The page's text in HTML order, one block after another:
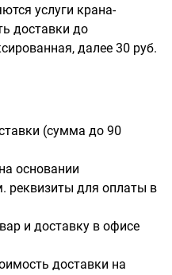
услуги крана-
доставки до
далее 30 руб.
(сумма до 90
основании
реквизиты для оплаты в
и доставку в офисе
доставки на
1500 1600